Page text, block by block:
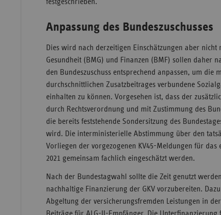
Anpassung des Bundeszuschusses
Dies wird nach derzeitigen Einschätzungen aber
Gesundheit (BMG) und Finanzen (BMF) sollen daher
den Bundeszuschuss entsprechend anpassen, um die
durchschnittlichen Zusatzbeitrages verbundene
einhalten zu können. Vorgesehen ist, dass der
durch Rechtsverordnung und mit Zustimmung des
die bereits feststehende Sondersitzung des
wird. Die interministerielle Abstimmung über den
Vorliegen der vorgezogenen KV45-Meldungen für das
2021 gemeinsam fachlich eingeschätzt werden.
Nach der Bundestagwahl sollte die Zeit genutzt
nachhaltige Finanzierung der GKV vorzubereiten.
Abgeltung der versicherungsfremden Leistungen in